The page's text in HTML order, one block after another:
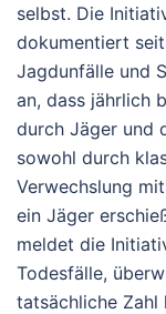
selbst. Die
dokumentiert
Jagdunfälle und
an, dass jährlich
durch Jäger und
sowohl durch
Verwechslung
ein Jäger
meldet die
Todesfälle,
tatsächliche Zahl